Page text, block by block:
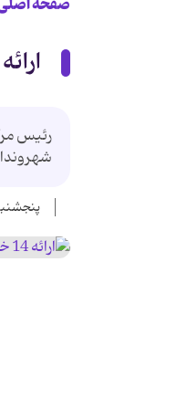
ارائه 14 خدمت قضایی به‌صورت الکترونیک
پنجشنبه ۱۱ خرداد ۱۳۹۱ -